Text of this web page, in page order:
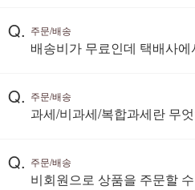
Q. 주문/배송
배송비가 무료인데 택배사
Q. 주문/배송
과세/비과세/복합과세란 무
Q. 주문/배송
비회원으로 상품을 주문할